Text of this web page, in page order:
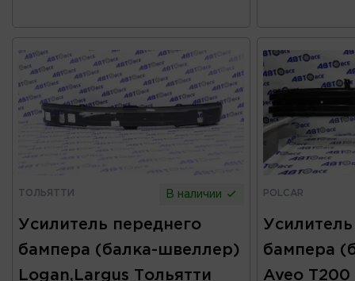
ТОЛЬЯТТИ В наличии
Усилитель переднего
бампера (балка-швеллер)
Logan,Largus Тольятти
POLCAR
бампера
Aveo T200